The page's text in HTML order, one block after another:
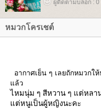
ผู้ติดตามบล็อก : 0
หมวกโครเชต์
อากาศเย็น ๆ เลยถักหมวก
ล้ว
ไหมนุ่ม ๆ สีหวาน ๆ แต่หลา
ต่หนูเป็นผู้หญิงนะคะ